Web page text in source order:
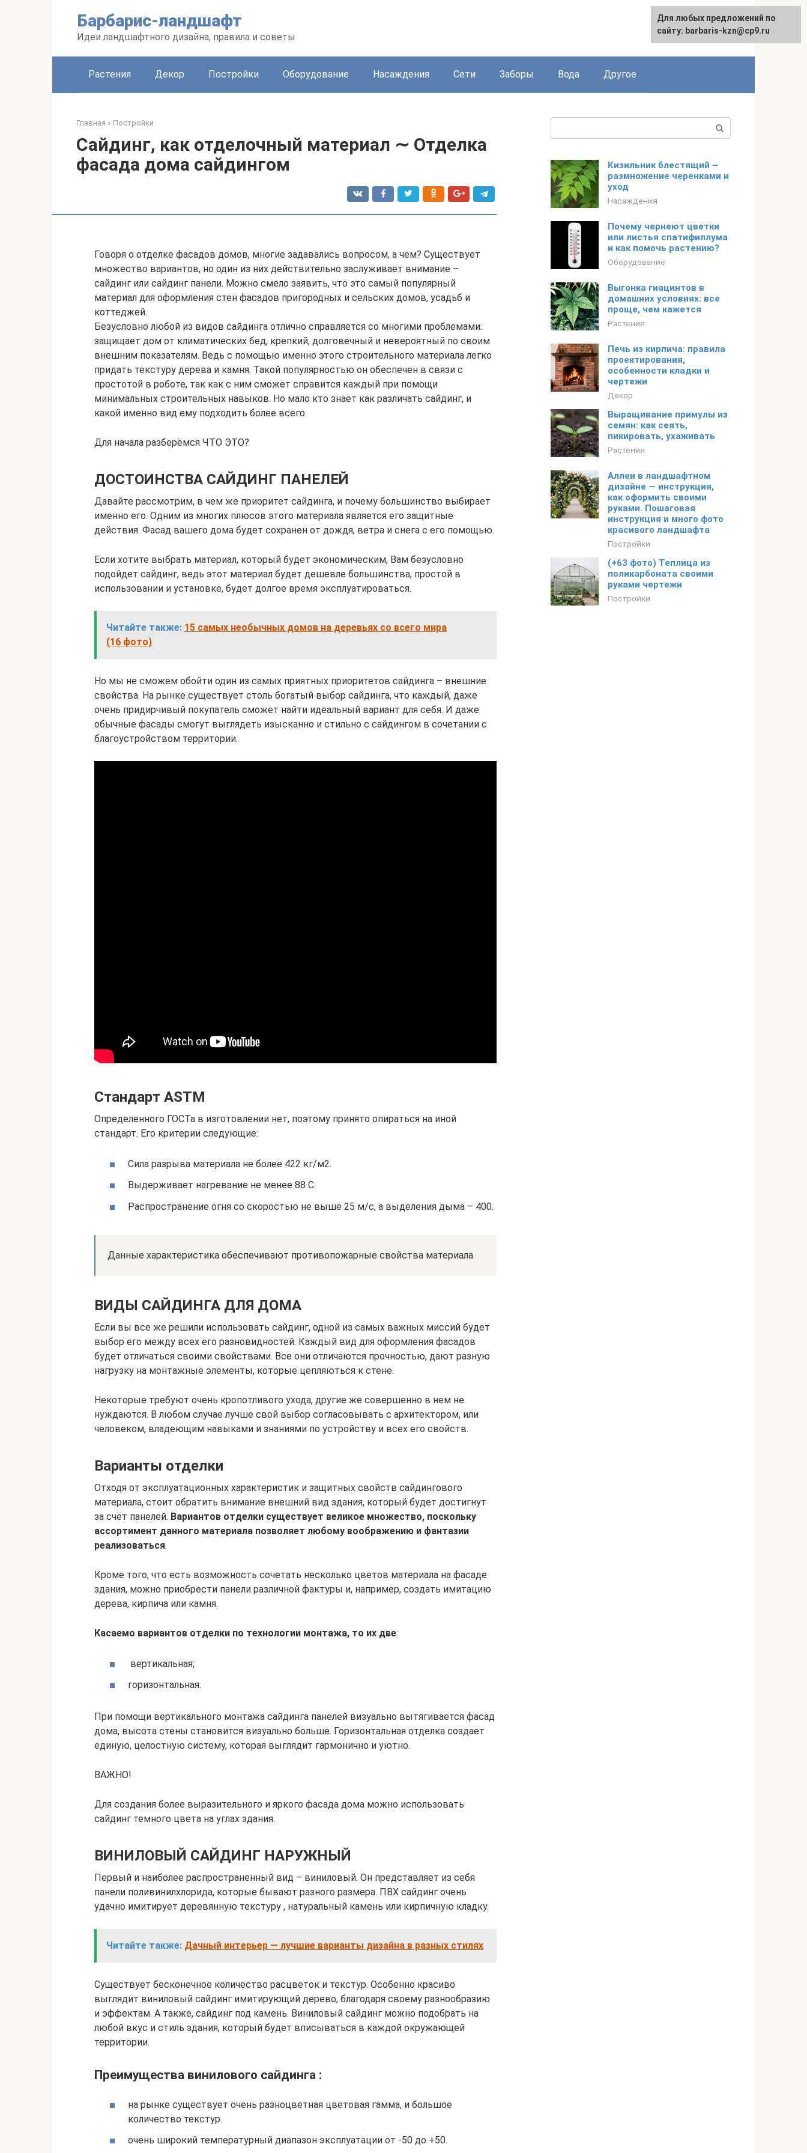
Барбарис-ландшафт
Идеи ландшафтного дизайна, правила и советы
Растения Декор Постройки Оборудование Насаждения Сети Заборы Вода Другое
Главная » Постройки
Сайдинг, как отделочный материал ∼ Отделка
фасада дома сайдингом
Говоря о отделке фасадов домов, многие задавались вопросом, а чем? Существует
множество вариантов, но один из них действительно заслуживает внимание –
сайдинг или сайдинг панели. Можно смело заявить, что это самый популярный
материал для оформления стен фасадов пригородных и сельских домов, усадьб и
коттеджей.
Безусловно любой из видов сайдинга отлично справляется со многими проблемами:
защищает дом от климатических бед, крепкий, долговечный и невероятный по своим
внешним показателям. Ведь с помощью именно этого строительного материала легко
придать текстуру дерева и камня. Такой популярностью он обеспечен в связи с
простотой в роботе, так как с ним сможет справится каждый при помощи
минимальных строительных навыков. Но мало кто знает как различать сайдинг, и
какой именно вид ему подходить более всего.
Для начала разберёмся ЧТО ЭТО?
ДОСТОИНСТВА САЙДИНГ ПАНЕЛЕЙ
Давайте рассмотрим, в чем же приоритет сайдинга, и почему большинство выбирает
именно его. Одним из многих плюсов этого материала является его защитные
действия. Фасад вашего дома будет сохранен от дождя, ветра и снега с его помощью.
Если хотите выбрать материал, который будет экономическим, Вам безусловно
подойдет сайдинг, ведь этот материал будет дешевле большинства, простой в
использовании и установке, будет долгое время эксплуатироваться.
Читайте также: 15 самых необычных домов на деревьях со всего мира
(16 фото)
Но мы не сможем обойти один из самых приятных приоритетов сайдинга – внешние
свойства. На рынке существует столь богатый выбор сайдинга, что каждый, даже
очень придирчивый покупатель сможет найти идеальный вариант для себя. И даже
обычные фасады смогут выглядеть изысканно и стильно с сайдингом в сочетании с
благоустройством территории.
Стандарт ASTM
Определенного ГОСТа в изготовлении нет, поэтому принято опираться на иной
стандарт. Его критерии следующие:
Сила разрыва материала не более 422 кг/м2.
Выдерживает нагревание не менее 88 С.
Распространение огня со скоростью не выше 25 м/с, а выделения дыма – 400.
Данные характеристика обеспечивают противопожарные свойства материала.
ВИДЫ САЙДИНГА ДЛЯ ДОМА
Если вы все же решили использовать сайдинг, одной из самых важных миссий будет
выбор его между всех его разновидностей. Каждый вид для оформления фасадов
будет отличаться своими свойствами. Все они отличаются прочностью, дают разную
нагрузку на монтажные элементы, которые цепляються к стене.
Некоторые требуют очень кропотливого ухода, другие же совершенно в нем не
нуждаются. В любом случае лучше свой выбор согласовывать с архитектором, или
человеком, владеющим навыками и знаниями по устройству и всех его свойств.
Варианты отделки
Отходя от эксплуатационных характеристик и защитных свойств сайдингового
материала, стоит обратить внимание внешний вид здания, который будет достигнут
за счёт панелей. Вариантов отделки существует великое множество, поскольку
ассортимент данного материала позволяет любому воображению и фантазии
реализоваться.
Кроме того, что есть возможность сочетать несколько цветов материала на фасаде
здания, можно приобрести панели различной фактуры и, например, создать имитацию
дерева, кирпича или камня.
Касаемо вариантов отделки по технологии монтажа, то их две:
вертикальная;
горизонтальная.
При помощи вертикального монтажа сайдинга панелей визуально вытягивается фасад
дома, высота стены становится визуально больше. Горизонтальная отделка создает
единую, целостную систему, которая выглядит гармонично и уютно.
ВАЖНО!
Для создания более выразительного и яркого фасада дома можно использовать
сайдинг темного цвета на углах здания.
ВИНИЛОВЫЙ САЙДИНГ НАРУЖНЫЙ
Первый и наиболее распространенный вид – виниловый. Он представляет из себя
панели поливинилхлорида, которые бывают разного размера. ПВХ сайдинг очень
удачно имитирует деревянную текстуру , натуральный камень или кирпичную кладку.
Читайте также: Дачный интерьер — лучшие варианты дизайна в разных стилях
Существует бесконечное количество расцветок и текстур. Особенно красиво
выглядит виниловый сайдинг имитирующий дерево, благодаря своему разнообразию
и эффектам. А также, сайдинг под камень. Виниловый сайдинг можно подобрать на
любой вкус и стиль здания, который будет вписываться в каждой окружающей
территории.
Преимущества винилового сайдинга :
на рынке существует очень разноцветная цветовая гамма, и большое
количество текстур.
очень широкий температурный диапазон эксплуатации от -50 до +50.
Кизильник блестящий –
размножение черенками и
уход
Насаждения
Почему чернеют цветки
или листья спатифиллума
и как помочь растению?
Оборудование
Выгонка гиацинтов в
домашних условиях: все
проще, чем кажется
Растения
Печь из кирпича: правила
проектирования,
особенности кладки и
чертежи
Декор
Выращивание примулы из
семян: как сеять,
пикировать, ухаживать
Растения
Аллеи в ландшафтном
дизайне — инструкция,
как оформить своими
руками. Пошаговая
инструкция и много фото
красивого ландшафта
Постройки
(+63 фото) Теплица из
поликарбоната своими
руками чертежи
Постройки
Для любых предложений по
сайту: barbaris-kzn@cp9.ru